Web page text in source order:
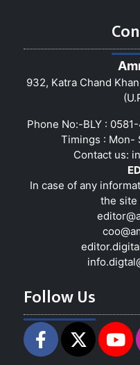
932, Katra Chand
Phone No:-BLY :
Timings : Mon-
Contact us:
In case of any
the site
Follow Us